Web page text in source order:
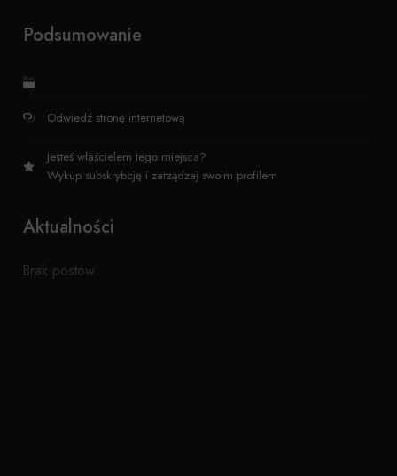
Podsumowanie
Odwiedź stronę internetową
Jesteś właścielem tego miejsca?
Wykup subskrybcję i zarządzaj swoim profilem
Aktualności
Brak postów